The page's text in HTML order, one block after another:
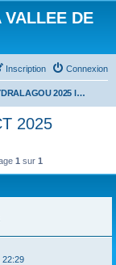
DE
Connexion
Inscription
HYDRALAGOU 2025 le 4 et 5 OCT 2025
2025
1 sur 1
22:29